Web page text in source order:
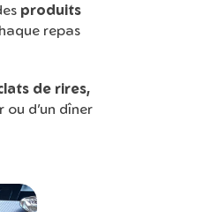
produits
repas
de rires,
ou d’un dîner